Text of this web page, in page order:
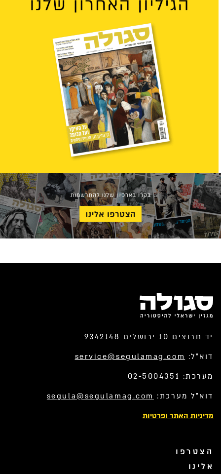
יד חרוצים 10 ירושלים 9342148
דוא”ל: service@segulamag.com
מערכת: 02-5004351
דוא”ל מערכת: segula@segulamag.com
מדיניות האתר ופרטיות
הצטרפו
אלינו